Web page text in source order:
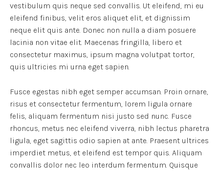
vestibulum quis neque sed convallis. Ut eleifend, mi eu
eleifend finibus, velit eros aliquet elit, et dignissim
neque elit quis ante. Donec non nulla a diam posuere
lacinia non vitae elit. Maecenas fringilla, libero et
consectetur maximus, ipsum magna volutpat tortor,
quis ultricies mi urna eget sapien.
Fusce egestas nibh eget semper accumsan. Proin ornare,
risus et consectetur fermentum, lorem ligula ornare
felis, aliquam fermentum nisi justo sed nunc. Fusce
rhoncus, metus nec eleifend viverra, nibh lectus pharetra
ligula, eget sagittis odio sapien at ante. Praesent ultrices
imperdiet metus, et eleifend est tempor quis. Aliquam
convallis dolor nec leo interdum fermentum. Quisque